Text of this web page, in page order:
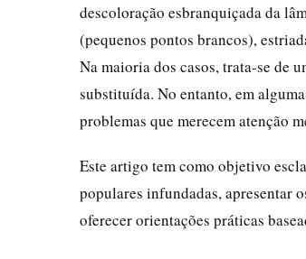
descoloração esbranquiçada da
(pequenos pontos brancos),
Na maioria dos casos, trata-se de
substituída. No entanto, em
problemas que merecem atenção
Este artigo tem como objetivo
populares infundadas, apresentar
oferecer orientações práticas